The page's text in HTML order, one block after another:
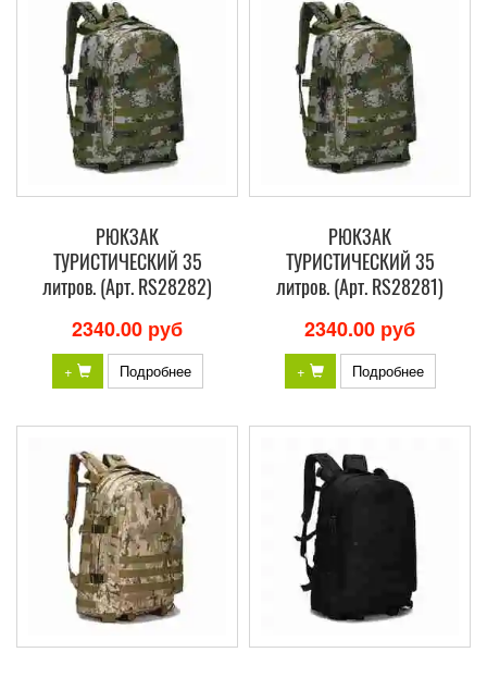
РЮКЗАК
ТУРИСТИЧЕСКИЙ 35
литров. (Арт. RS28282)
2340.00 руб
+ Подробнее
РЮКЗАК
ТУРИСТИЧЕСКИЙ 35
литров. (Арт. RS28281)
2340.00 руб
+ Подробнее